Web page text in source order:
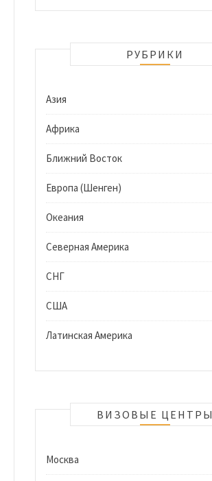
РУБРИКИ
Азия
Африка
Ближний Восток
Европа (Шенген)
Океания
Северная Америка
СНГ
США
Латинская Америка
ВИЗОВЫЕ ЦЕНТРЫ
Москва